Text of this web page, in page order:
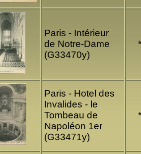
Paris - Intérieur
de Notre-Dame
(G33470y)
*
Paris - Hotel des
Invalides - le
Tombeau de
Napoléon 1er
(G33471y)
*